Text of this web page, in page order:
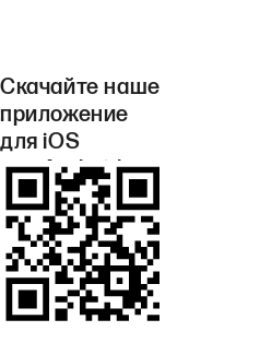
Скачайте наше
приложение
для iOS
или Android.